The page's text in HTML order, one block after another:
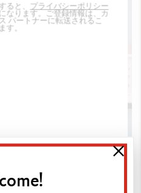
ると、 プライバシーポリシー
なります。ご登録情報は、カ
パートナーに転送されるこ
す。